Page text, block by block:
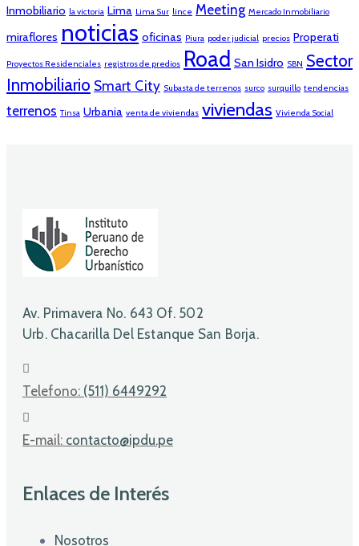
Inmobiliario la victoria Lima Lima Sur lince Meeting Mercado Inmobiliario
miraflores noticias oficinas Piura poder judicial precios Properati
Proyectos Residenciales registros de predios Road San Isidro SBN Sector
Inmobiliario Smart City Subasta de terrenos surco surquillo tendencias
terrenos Tinsa Urbania venta de viviendas viviendas Vivienda Social
Av. Primavera No. 643 Of. 502
Urb. Chacarilla Del Estanque San Borja.
Telefono: (511) 6449292
E-mail: contacto@ipdu.pe
Enlaces de Interés
Nosotros